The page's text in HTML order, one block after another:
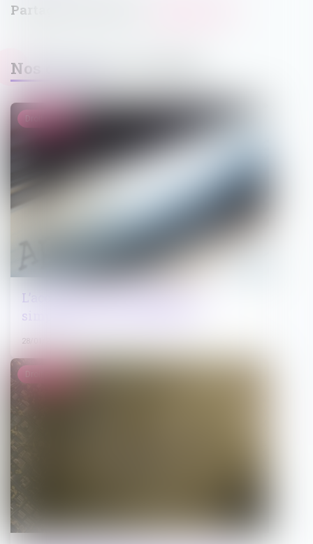
Nos dernières actualités
L’accès aux marchés publics est
simplifié pour les TPE-PME
28/01/2025
Droit public
Droit public